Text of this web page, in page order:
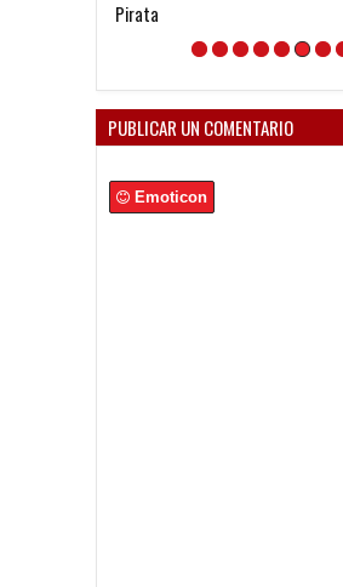
Pirata
PUBLICAR UN COMENTARIO
Emoticon